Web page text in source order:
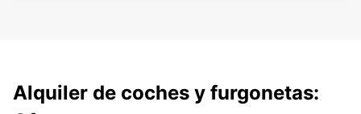
Alquiler de coches y furgonetas: